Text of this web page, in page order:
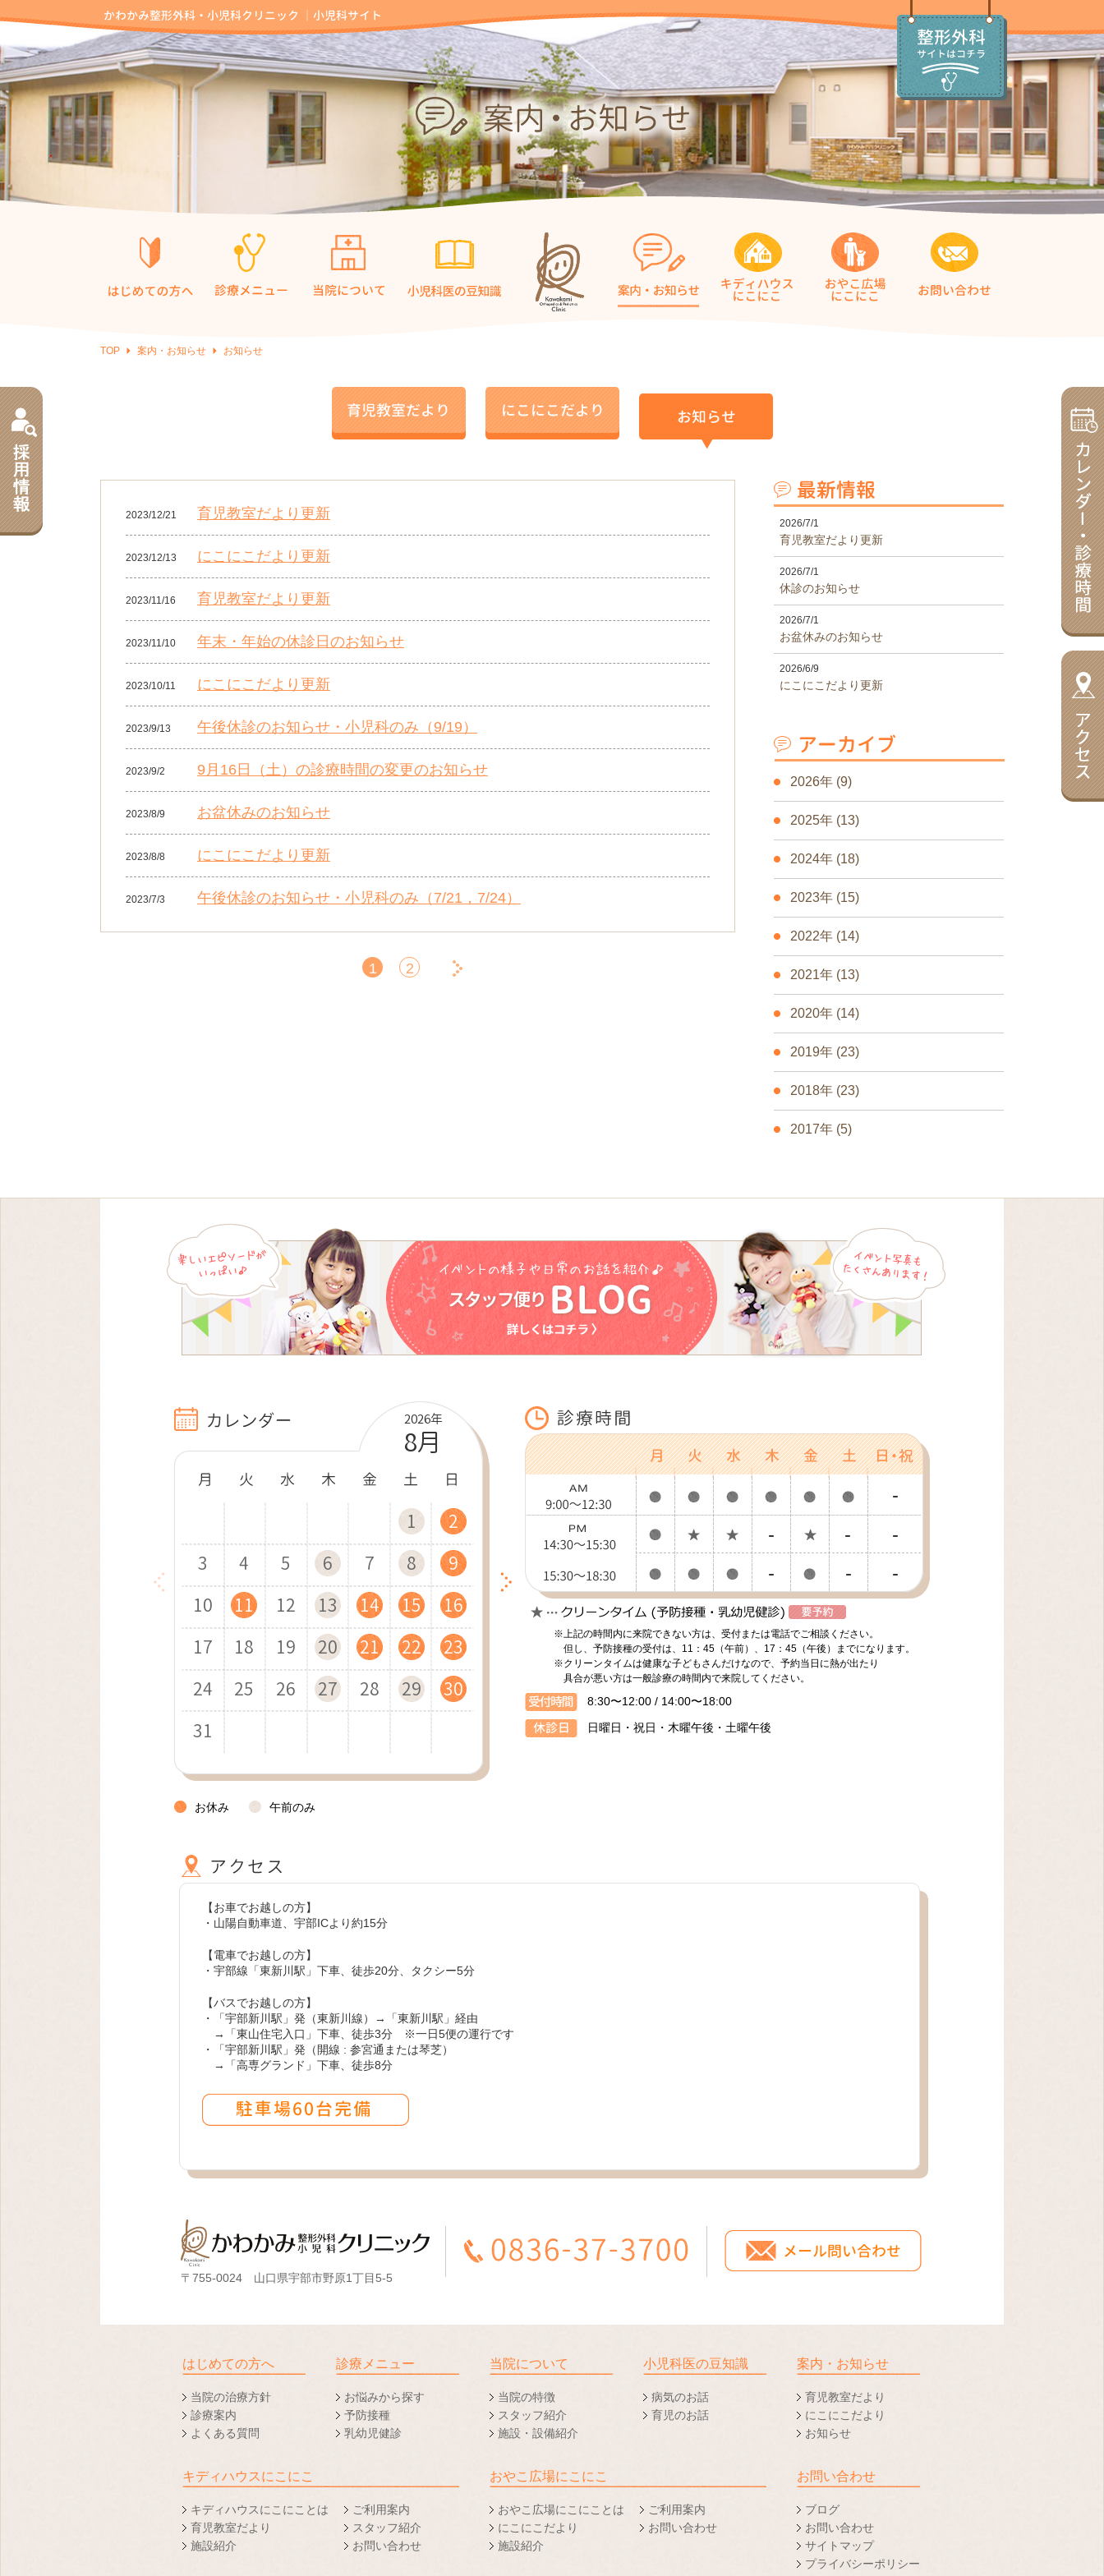
TOP 案内・お知らせ お知らせ
2023/12/21 育児教室だより更新
2023/12/13 にこにこだより更新
2023/11/16 育児教室だより更新
2023/11/10 年末・年始の休診日のお知らせ
2023/10/11 にこにこだより更新
2023/9/13 午後休診のお知らせ・小児科のみ（9/19）
2023/9/2 9月16日（土）の診療時間の変更のお知らせ
2023/8/9 お盆休みのお知らせ
2023/8/8 にこにこだより更新
2023/7/3 午後休診のお知らせ・小児科のみ（7/21，7/24）
1 2
2026/7/1
育児教室だより更新
2026/7/1
休診のお知らせ
2026/7/1
お盆休みのお知らせ
2026/6/9
にこにこだより更新
2026年 (9)
2025年 (13)
2024年 (18)
2023年 (15)
2022年 (14)
2021年 (13)
2020年 (14)
2019年 (23)
2018年 (23)
2017年 (5)
2026年
8月
1
2
3
4 5 6 7 8
9
10
11 12 13 14 15
16
17
18 19 20 21 22
23
24
25 26 27 28 29
30
31
5
6
7
8 9 10 11 12
13
14
15 16 17 18 19
20
21
22 23 24 25 26
27
28
29 30
3
4
5
6 7 8 9 10
11
12
13 14 15 16 17
18
19
20 21 22 23 24
25
26
27 28 29 30 31
1
2
3 4 5 6 7
8
9
10 11 12 13 14
15
16
17 18 19 20 21
22
23
24 25 26 27 28
29
30
5
6
7
8 9 10 11 12
13
14
15 16 17 18 19
20
21
22 23 24 25 26
27
28
29 30 31
2
3
4
5 6 7 8 9
10
11
12 13 14 15 16
17
18
19 20 21 22 23
24
25
26 27 28 29 30 31
6
7
8
9 10 11 12 13
14
15
16 17 18 19 20
21
22
23 24 25 26 27 28
6
7
8
9 10 11 12 13
14
15
16 17 18 19 20
21
22
23 24 25 26 27
28
29
30 31
3
4
5
6 7 8 9 10
11
12
13 14 15 16 17
18
19
20 21 22 23 24
25
26
27 28 29 30
1
2
3
4 5 6 7 8
9
10
11 12 13 14 15
16
17
18 19 20 21 22
23
24
25 26 27 28 29
30
31
5
6
7
8 9 10 11 12
13
14
15 16 17 18 19
20
21
22 23 24 25 26
27
28
29 30
3
4
5
6 7 8 9 10
11
12
13 14 15 16 17
18
19
20 21 22 23 24
25
26
27 28 29 30 31
お休み 午前のみ
※上記の時間内に来院できない方は、受付または電話でご相談ください。
但し、予防接種の受付は、11：45（午前）、17：45（午後）までになります。
※クリーンタイムは健康な子どもさんだけなので、予約当日に熱が出たり
具合が悪い方は一般診療の時間内で来院してください。
8:30〜12:00 / 14:00〜18:00
日曜日・祝日・木曜午後・土曜午後
【お車でお越しの方】
・山陽自動車道、宇部ICより約15分
【電車でお越しの方】
・宇部線「東新川駅」下車、徒歩20分、タクシー5分
【バスでお越しの方】
・「宇部新川駅」発（東新川線）→「東新川駅」経由
→「東山住宅入口」下車、徒歩3分 ※一日5便の運行です
・「宇部新川駅」発（開線 : 参宮通または琴芝）
→「高専グランド」下車、徒歩8分
〒755-0024 山口県宇部市野原1丁目5-5
はじめての方へ
当院の治療方針
診療案内
よくある質問
診療メニュー
お悩みから探す
予防接種
乳幼児健診
当院について
当院の特徴
スタッフ紹介
施設・設備紹介
小児科医の豆知識
病気のお話
育児のお話
案内・お知らせ
育児教室だより
にこにこだより
お知らせ
キディハウスにこにこ
キディハウスにこにことは
育児教室だより
施設紹介
ご利用案内
スタッフ紹介
お問い合わせ
おやこ広場にこにこ
おやこ広場にこにことは
にこにこだより
施設紹介
ご利用案内
お問い合わせ
お問い合わせ
ブログ
お問い合わせ
サイトマップ
プライバシーポリシー